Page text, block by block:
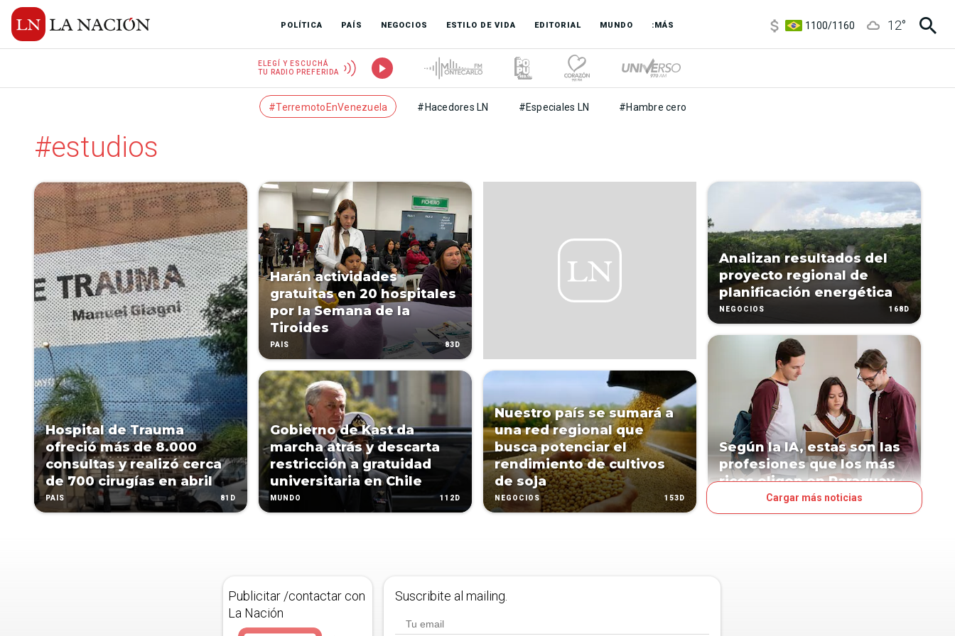
POLÍTICA PAÍS NEGOCIOS ESTILO DE VIDA EDITORIAL MUNDO :MÁS
1100/1160
12°
ELEGÍ Y ESCUCHÁ
TU RADIO PREFERIDA
#TerremotoEnVenezuela #Hacedores LN #Especiales LN #Hambre cero
#estudios
Hospital de Trauma
ofreció más de 8.000
consultas y realizó cerca
de 700 cirugías en abril
PAÍS 81D
Harán actividades
gratuitas en 20 hospitales
por la Semana de la
Tiroides
PAÍS 83D
Gobierno de Kast da
marcha atrás y descarta
restricción a gratuidad
universitaria en Chile
MUNDO 112D
Nuestro país se sumará a
una red regional que
busca potenciar el
rendimiento de cultivos
de soja
NEGOCIOS 153D
Analizan resultados del
proyecto regional de
planificación energética
NEGOCIOS 168D
Según la IA, estas son las
profesiones que los más
ricos eligen en Paraguay
Cargar más noticias
Publicitar /contactar con
La Nación
Suscribite al mailing.